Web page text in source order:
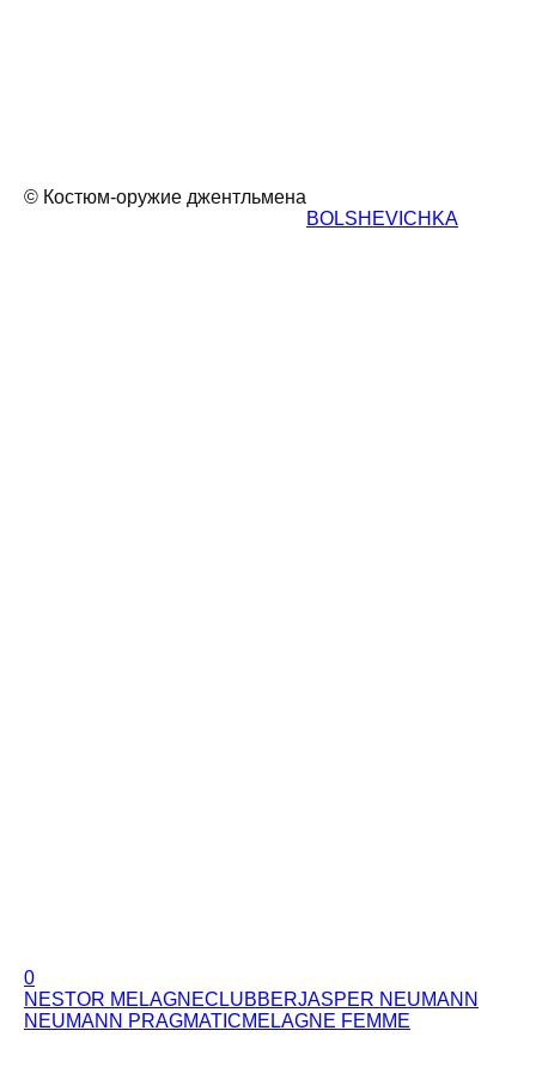
© Костюм-оружие джентльмена
BOLSHEVICHKA
0
NESTOR MELAGNECLUBBERJASPER NEUMANN
NEUMANN PRAGMATICMELAGNE FEMME